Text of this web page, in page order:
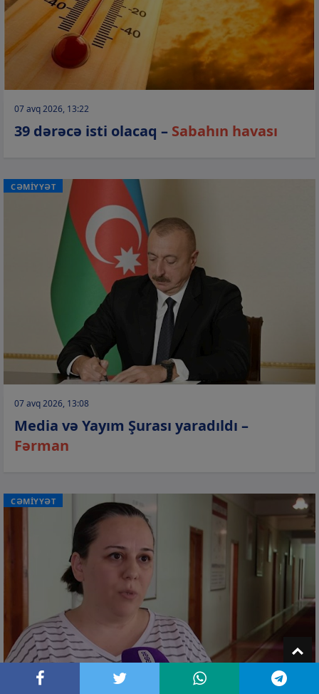
07 avq 2026, 13:22
39 dərəcə isti olacaq – Sabahın havası
CƏMİYYƏT
07 avq 2026, 13:08
Media və Yayım Şurası yaradıldı –
Fərman
CƏMİYYƏT